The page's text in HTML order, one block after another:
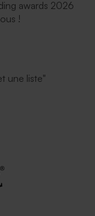
awards 2026
!
une liste"